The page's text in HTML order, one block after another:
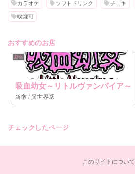
カラオケ ソフトドリンク チェキ
喫煙可
おすすめのお店
新宿
吸血幼女～リトルヴァンパイア～
新宿 / 異世界系
チェックしたページ
このサイトについて